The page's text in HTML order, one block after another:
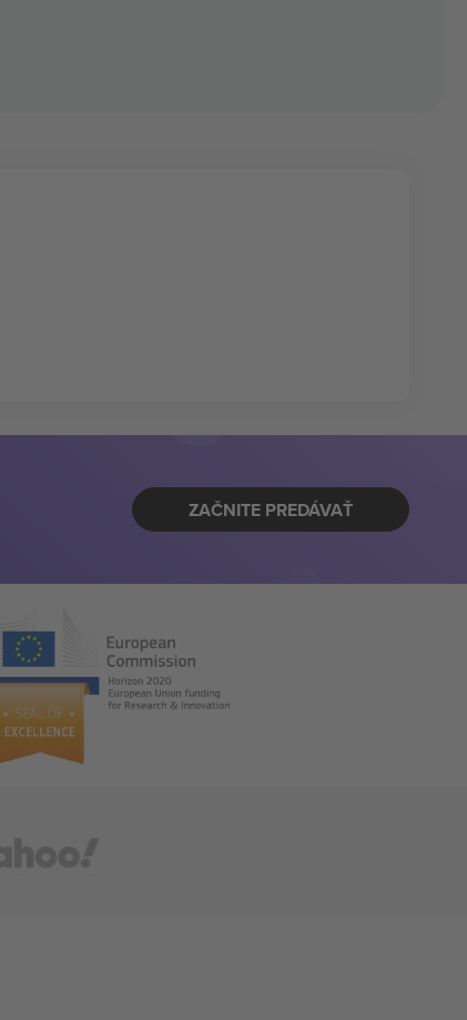
ZAČNITE PREDÁVAŤ